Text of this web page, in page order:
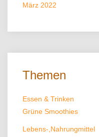
März 2022
Themen
Essen & Trinken
Grüne Smoothies
Lebens-,Nahrungmittel